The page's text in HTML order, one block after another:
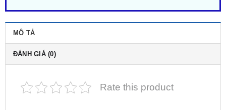
ĐÁNH GIÁ (0)
Android Box Cho Xe VinFast Herio Green